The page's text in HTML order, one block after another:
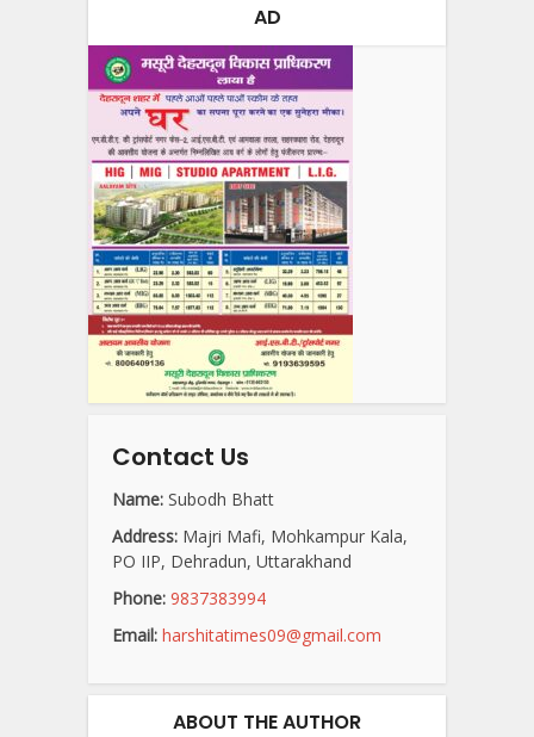
AD
Contact Us
Name: Subodh Bhatt
Address: Majri Mafi, Mohkampur Kala,
PO IIP, Dehradun, Uttarakhand
Phone: 9837383994
Email: harshitatimes09@gmail.com
ABOUT THE AUTHOR